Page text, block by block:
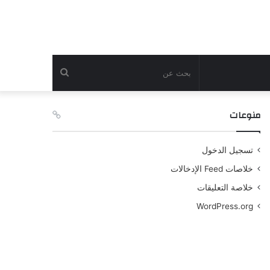
بحث
عن منوعات
تسجيل الدخول
خلاصات Feed الإدخالات
خلاصة التعليقات
WordPress.org